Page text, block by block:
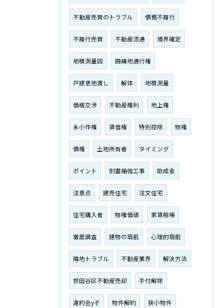
不動産売買のトラブル 債務不履行
不履行売買 不動産流通 境界確定
地積測量図 囲繞地通行権
戸建更地渡し 解体 地積測量
価格交渉 不動産権利 地上権
永小作権 賃借権 特別控除 物権
債権 土地所有者 タイミング
ポイント 耐震補強工事 助成金
注意点 建売住宅 注文住宅
住宅購入者 物権価値 家賃相場
徹底調査 建物の瑕疵 心理的瑕疵
隣地トラブル 不動産業界 解決方法
世田谷区不動産売却 手付解除
違約会yぞ 物件解約 狭小物件